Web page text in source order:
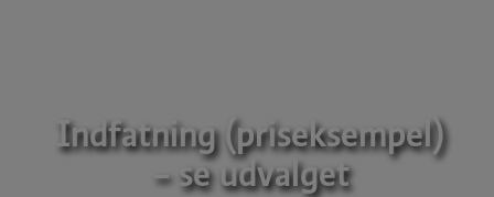
Indfatning (priseksempel)
– se udvalget